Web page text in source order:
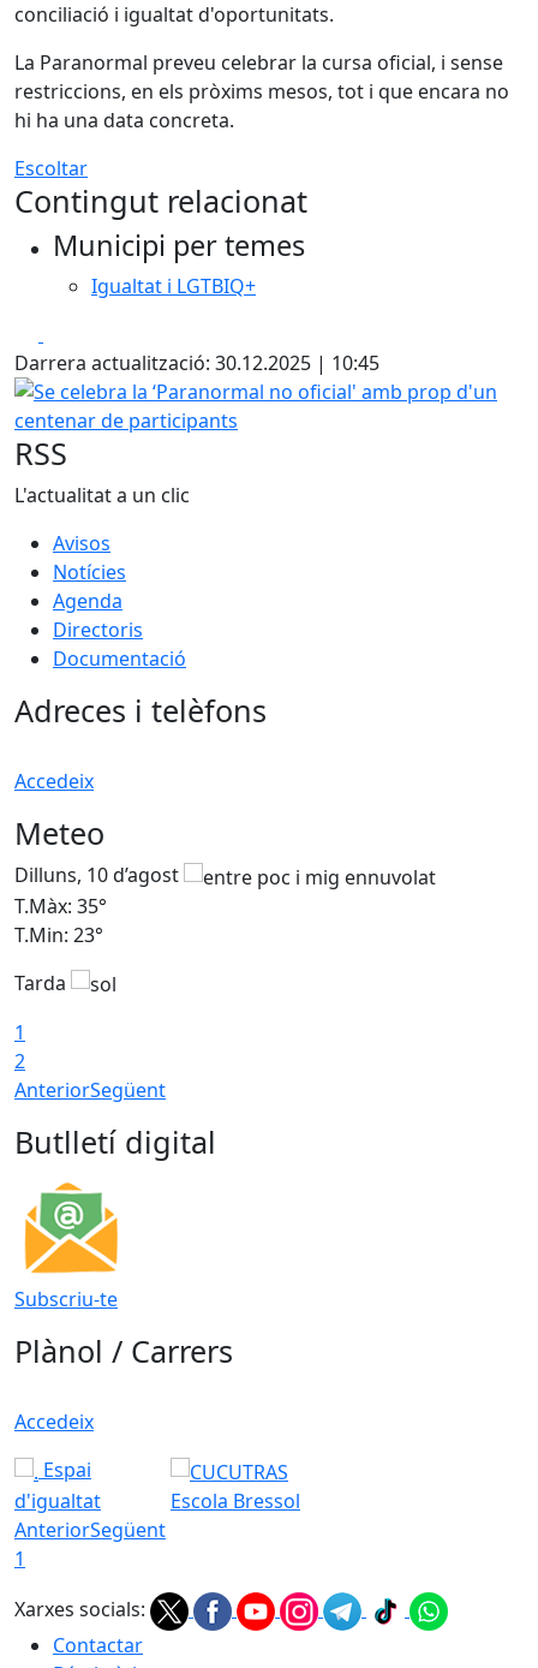
conciliació i igualtat d'oportunitats.
La Paranormal preveu celebrar la cursa oficial, i sense
restriccions, en els pròxims mesos, tot i que encara no
hi ha una data concreta.
Escoltar
Contingut relacionat
Municipi per temes
Igualtat i LGTBIQ+
Darrera actualització: 30.12.2025 | 10:45
Se celebra la ‘Paranormal no oficial' amb prop d'un
RSS
L'actualitat a un clic
Avisos
Notícies
Agenda
Directoris
Documentació
Adreces i telèfons
Accedeix
Meteo
Dilluns, 10 d’agost
T.Màx: 35°
T.Min: 23°
Tarda
1
2
AnteriorSegüent
Butlletí digital
Subscriu-te
Plànol / Carrers
Accedeix
Espai
d'igualtat
Escola Bressol
AnteriorSegüent
1
Xarxes socials:
Contactar